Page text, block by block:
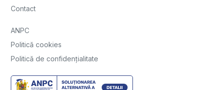
Contact
ANPC
Politică cookies
Politică de confidențialitate